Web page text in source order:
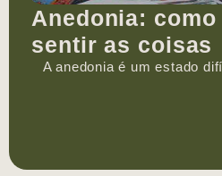
Anedonia:
sentir as coisas
A anedonia é um estado